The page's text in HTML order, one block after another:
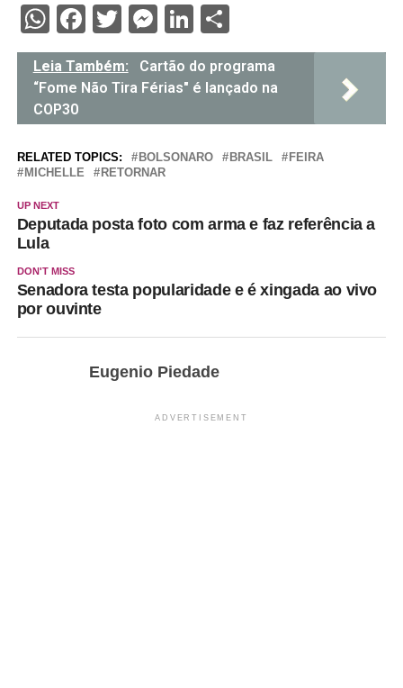
WhatsApp
Facebook
Twitter
Messenger
LinkedIn
Share
Leia Também:
Cartão do programa
“Fome Não Tira Férias" é lançado na
COP30
RELATED TOPICS: BOLSONARO BRASIL
FEIRA
MICHELLE
RETORNAR
UP NEXT
Deputada posta foto com arma e faz referência a
Lula
DON'T MISS
Senadora testa popularidade e é xingada ao vivo
por ouvinte
Eugenio Piedade
ADVERTISEMENT